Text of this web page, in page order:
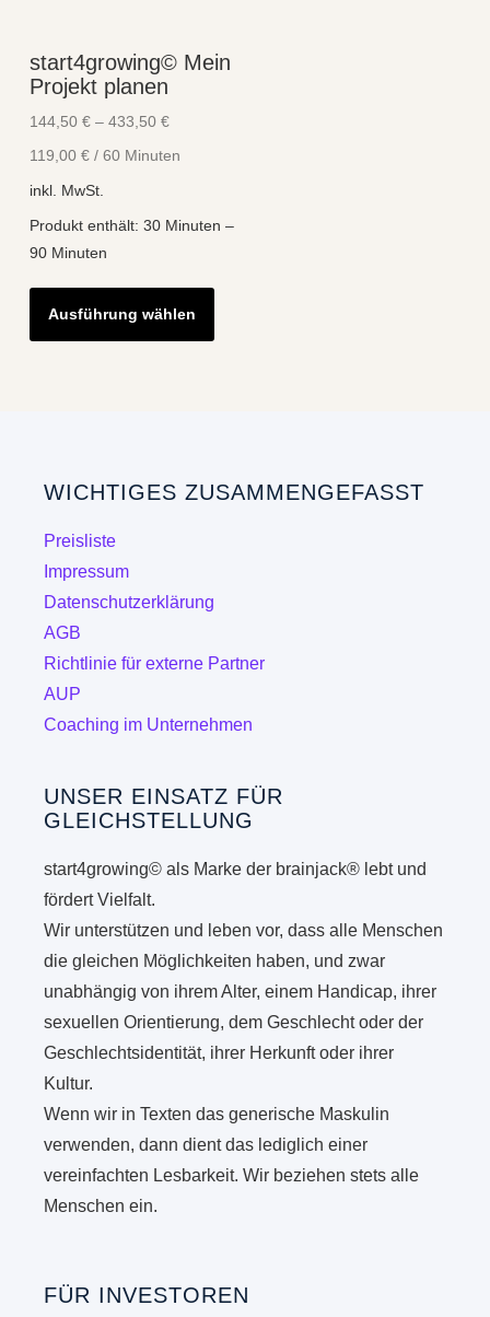
start4growing© Mein
Projekt planen
144,50 €– 433,50 €
119,00 €/ 60 Minuten
inkl. MwSt.
Produkt enthält: 30 Minuten –
90 Minuten
Ausführung wählen
Dieses
weist
Optionen
gewählt
WICHTIGES ZUSAMMENGEFASST
Preisliste
Impressum
Datenschutzerklärung
AGB
Richtlinie für externe Partner
AUP
Coaching im Unternehmen
UNSER EINSATZ FÜR
GLEICHSTELLUNG
start4growing© als Marke der brainjack® lebt und
fördert Vielfalt.
Wir unterstützen und leben vor, dass alle Menschen
die gleichen Möglichkeiten haben, und zwar
unabhängig von ihrem Alter, einem Handicap, ihrer
sexuellen Orientierung, dem Geschlecht oder der
Geschlechtsidentität, ihrer Herkunft oder ihrer
Kultur.
Wenn wir in Texten das generische Maskulin
verwenden, dann dient das lediglich einer
vereinfachten Lesbarkeit. Wir beziehen stets alle
Menschen ein.
FÜR INVESTOREN